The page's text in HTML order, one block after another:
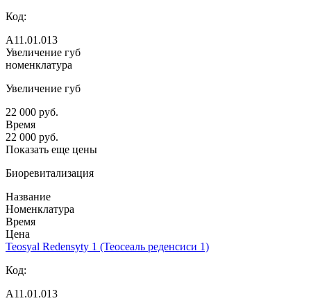
Код:
А11.01.013
Увеличение губ
номенклатура
Увеличение губ
22 000 руб.
Время
22 000 руб.
Показать еще цены
Биоревитализация
Название
Номенклатура
Время
Цена
Teosyal Redensyty 1 (Теосеаль реденсиси 1)
Код:
А11.01.013